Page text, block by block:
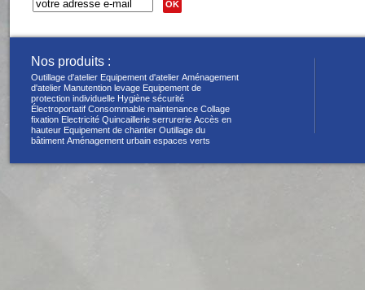
OK
Nos produits :
Outillage d'atelier Equipement d'atelier Aménagement
d'atelier Manutention levage Equipement de
protection individuelle Hygiène sécurité
Électroportatif Consommable maintenance Collage
fixation Electricité Quincaillerie serrurerie Accès en
hauteur Equipement de chantier Outillage du
bâtiment Aménagement urbain espaces verts